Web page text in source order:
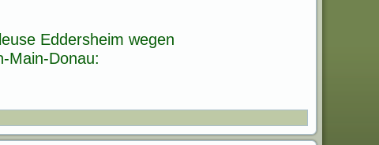
Eddersheim wegen
Main-Donau: